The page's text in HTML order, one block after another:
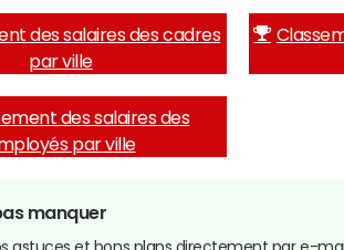
des salaires des cadres
par ville
des salaires des
par ville
manquer
astuces et bons plans directement par e-